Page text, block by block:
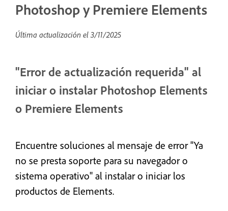
Photoshop y Premiere Elements
Última actualización el 3/11/2025
"Error de actualización requerida" al
iniciar o instalar Photoshop Elements
o Premiere Elements
Encuentre soluciones al mensaje de error "Ya
no se presta soporte para su navegador o
sistema operativo" al instalar o iniciar los
productos de Elements.